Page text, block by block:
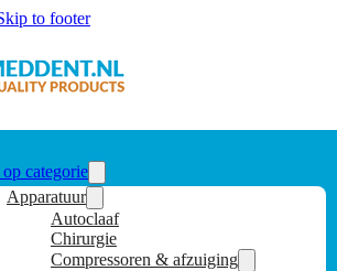
to footer
op categorie
Apparatuur
Autoclaaf
Chirurgie
Compressoren & afzuiging